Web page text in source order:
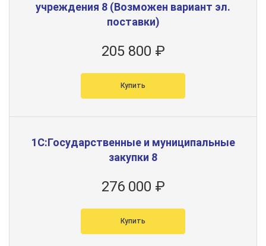
учреждения 8 (Возможен вариант эл.
поставки)
205 800 ₽
Купить
1С:Государственные и муниципальные
закупки 8
276 000 ₽
Купить